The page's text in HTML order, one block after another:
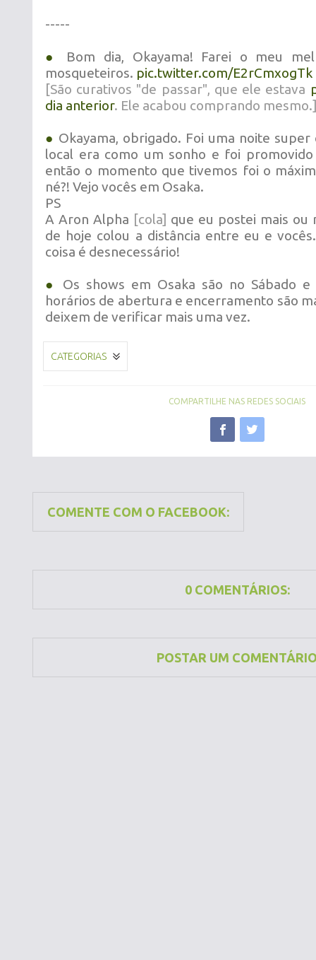
-----
●
Bom dia, Okayama! Farei o meu
mosqueteiros. pic.twitter.com/E2rCmxogTk
[São curativos "de passar", que ele estava
dia anterior. Ele acabou comprando
● Okayama, obrigado. Foi uma noite
local era como um sonho e foi promovido
então o momento que tivemos foi o
né?! Vejo vocês em Osaka.
PS
A Aron Alpha [cola] que eu postei mais ou
de hoje colou a distância entre eu e
coisa é desnecessário!
●
Os shows em Osaka são no Sábado
horários de abertura e encerramento são
deixem de verificar mais uma vez.
CATEGORIAS
COMPARTILHE NAS REDES SOCIAIS
COMENTE COM O FACEBOOK:
0 COMENTÁRIOS:
POSTAR UM